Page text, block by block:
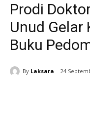
Prodi
Unud Gelar
Buku
By Laksara 24